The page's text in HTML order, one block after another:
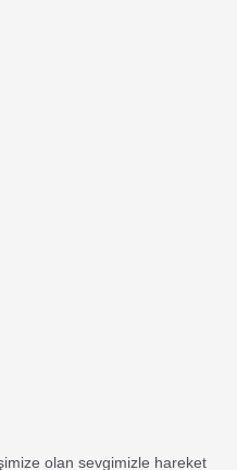
olan sevgimizle hareket